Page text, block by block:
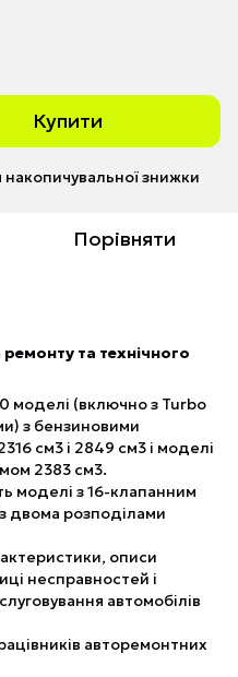
Купити
знижки
Порівняти
та технічного
моделі (включно з Turbo
з бензиновими
см3 і 2849 см3 і моделі
2383 см3.
моделі з 16-клапанним
двома розподілами
описи
несправностей і
автомобілів
авторемонтних